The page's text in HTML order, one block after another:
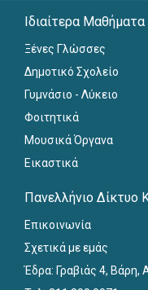
Ιδιαίτερα Μαθήματα
Ξένες Γλώσσες
Δημοτικό Σχολείο
Γυμνάσιο - Λύκειο
Φοιτητικά
Μουσικά Όργανα
Εικαστικά
Πανελλήνιο Δίκτυο
Επικοινωνία
Σχετικά με εμάς
Έδρα: Γραβιάς 4, Βάρη,